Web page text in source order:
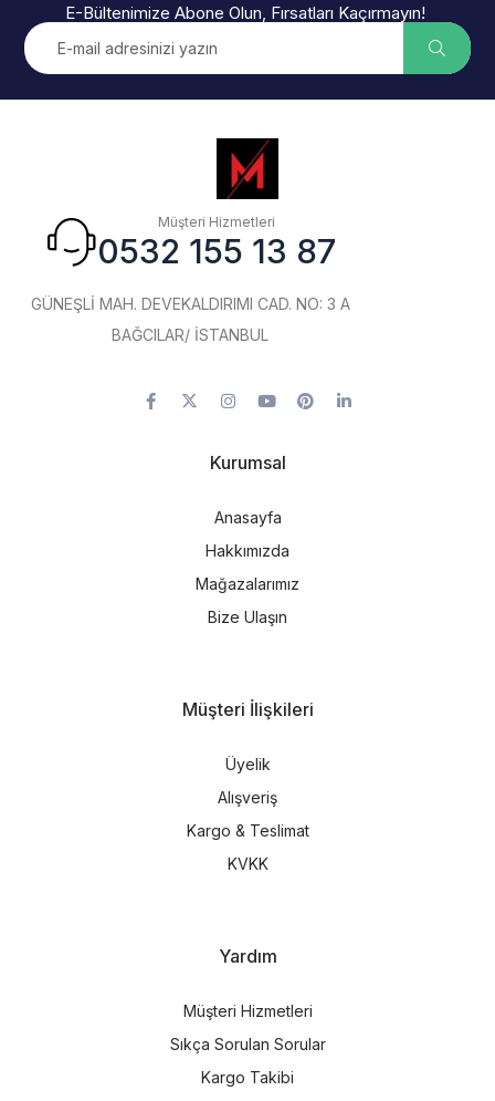
E-Bültenimize Abone Olun, Fırsatları Kaçırmayın!
Müşteri Hizmetleri
0532 155 13 87
GÜNEŞLİ MAH. DEVEKALDIRIMI CAD. NO: 3 A
BAĞCILAR/ İSTANBUL
Kurumsal
Anasayfa
Hakkımızda
Mağazalarımız
Bize Ulaşın
Müşteri İlişkileri
Üyelik
Alışveriş
Kargo & Teslimat
KVKK
Yardım
Müşteri Hizmetleri
Sıkça Sorulan Sorular
Kargo Takibi